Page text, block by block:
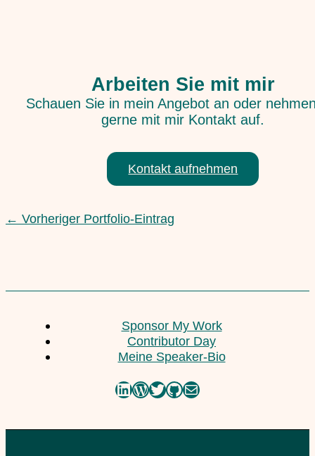
Arbeiten Sie mit mir
Schauen Sie in mein Angebot an oder
gerne mit mir Kontakt auf.
Kontakt aufnehmen
← Vorheriger Portfolio-Eintrag
Sponsor My Work
Contributor Day
Meine Speaker-Bio
LinkedIn
WordPress
Twitter
GitHub
E-Mail